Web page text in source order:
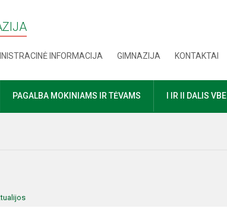
INFORMACIJA GIMNAZIJA KONTAKTAI
PAGALBA MOKINIAMS IR TĖVAMS I IR II DALIS VBE